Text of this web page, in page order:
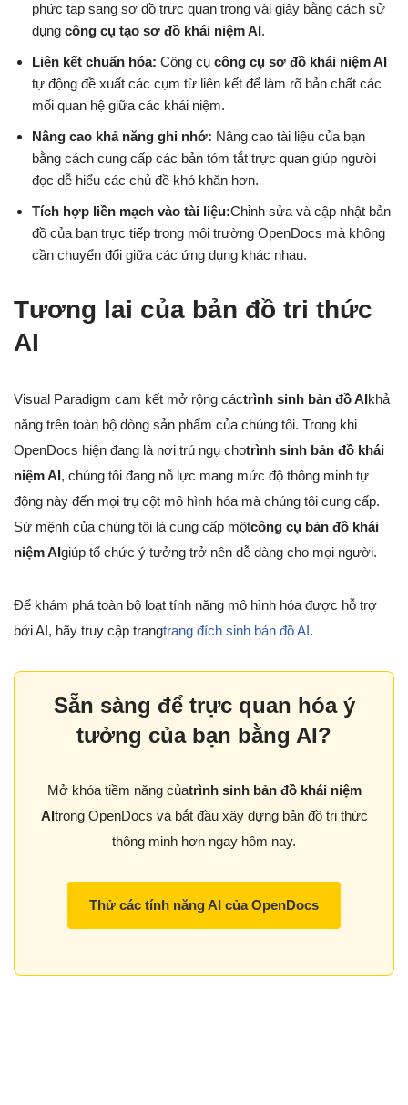
phức tạp sang sơ đồ trực quan trong vài giây bằng cách sử
dụng công cụ tạo sơ đồ khái niệm AI.
Liên kết chuẩn hóa: Công cụ công cụ sơ đồ khái niệm AI
tự động đề xuất các cụm từ liên kết để làm rõ bản chất các
mối quan hệ giữa các khái niệm.
Nâng cao khả năng ghi nhớ: Nâng cao tài liệu của bạn
bằng cách cung cấp các bản tóm tắt trực quan giúp người
đọc dễ hiểu các chủ đề khó khăn hơn.
Tích hợp liền mạch vào tài liệu:Chỉnh sửa và cập nhật bản
đồ của bạn trực tiếp trong môi trường OpenDocs mà không
cần chuyển đổi giữa các ứng dụng khác nhau.
Tương lai của bản đồ tri thức
AI
Visual Paradigm cam kết mở rộng cáctrình sinh bản đồ AIkhả
năng trên toàn bộ dòng sản phẩm của chúng tôi. Trong khi
OpenDocs hiện đang là nơi trú ngụ chotrình sinh bản đồ khái
niệm AI, chúng tôi đang nỗ lực mang mức độ thông minh tự
động này đến mọi trụ cột mô hình hóa mà chúng tôi cung cấp.
Sứ mệnh của chúng tôi là cung cấp mộtcông cụ bản đồ khái
niệm AIgiúp tổ chức ý tưởng trở nên dễ dàng cho mọi người.
Để khám phá toàn bộ loạt tính năng mô hình hóa được hỗ trợ
bởi AI, hãy truy cập trangtrang đích sinh bản đồ AI.
Sẵn sàng để trực quan hóa ý
tưởng của bạn bằng AI?
Mở khóa tiềm năng củatrình sinh bản đồ khái niệm
AItrong OpenDocs và bắt đầu xây dựng bản đồ tri thức
thông minh hơn ngay hôm nay.
Thử các tính năng AI của OpenDocs